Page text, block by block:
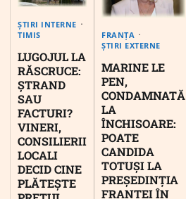
ȘTIRI INTERNE
TIMIS
LUGOJUL LA
RĂSCRUCE:
ȘTRAND
SAU
FACTURI?
VINERI,
CONSILIERII
LOCALI
DECID CINE
PLĂTEȘTE
FRANȚA
ȘTIRI EXTERNE
MARINE LE
PEN,
CONDAMNATĂ
LA
ÎNCHISOARE:
POATE
CANDIDA
TOTUȘI LA
PREȘEDINȚIA
FRANȚEI ÎN